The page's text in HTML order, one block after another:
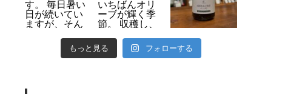
もっと見る フォローする